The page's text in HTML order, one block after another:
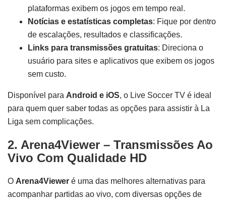
plataformas exibem os jogos em tempo real.
Notícias e estatísticas completas: Fique por dentro
de escalações, resultados e classificações.
Links para transmissões gratuitas: Direciona o
usuário para sites e aplicativos que exibem os jogos
sem custo.
Disponível para Android e iOS, o Live Soccer TV é ideal
para quem quer saber todas as opções para assistir à La
Liga sem complicações.
2. Arena4Viewer – Transmissões Ao
Vivo Com Qualidade HD
O Arena4Viewer é uma das melhores alternativas para
acompanhar partidas ao vivo, com diversas opções de